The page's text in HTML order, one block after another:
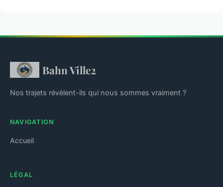
Bahn Ville2
Nos trajets révèlent-ils qui nous sommes vraiment ?
NAVIGATION
Accueil
LÉGAL